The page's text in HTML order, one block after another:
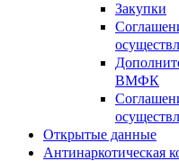
Закупки
ВМФК
Открытые данные
Антинаркотическая